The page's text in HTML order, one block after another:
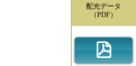
配光データ
（PDF）